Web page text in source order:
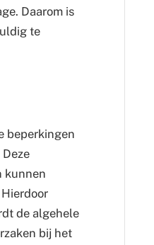
Daarom is
te
beperkingen
kunnen
de algehele
bij het